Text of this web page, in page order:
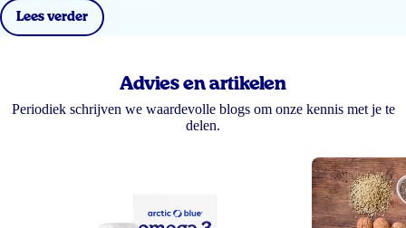
Lees verder
Advies en artikelen
Periodiek schrijven we waardevolle blogs om onze kennis met je te
delen.